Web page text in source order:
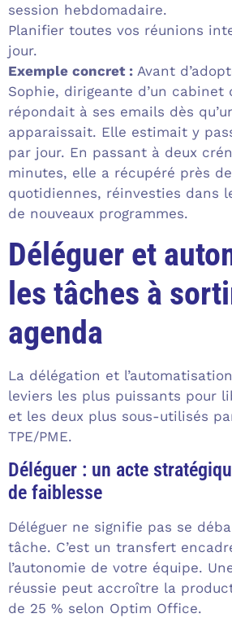
session hebdomadaire.
Planifier toutes vos réunions
jour.
Exemple concret : Avant
Sophie, dirigeante d’un cabinet
répondait à ses emails dès
apparaissait. Elle estimait y
par jour. En passant à deux
minutes, elle a récupéré près
quotidiennes, réinvesties dans
de nouveaux programmes.
Déléguer et
les tâches à
agenda
La délégation et
leviers les plus puissants pour
et les deux plus sous-utilisés
TPE/PME.
Déléguer : un acte
de faiblesse
Déléguer ne signifie pas se
tâche. C’est un transfert
l’autonomie de votre équipe.
réussie peut accroître la
de 25 % selon Optim Office.